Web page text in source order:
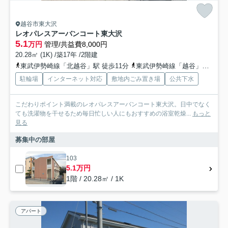
越谷市東大沢
レオパレスアーバンコート東大沢
5.1万円 管理/共益費8,000円
20.28㎡ (1K) /築17年 /2階建
東武伊勢崎線「北越谷」駅 徒歩11分
東武伊勢崎線「越谷」駅 徒歩31分
駐輪場 インターネット対応 敷地内ごみ置き場 公共下水
こだわりポイント満載のレオパレスアーバンコート東大沢。日中でなく
ても洗濯物を干せるため毎日忙しい人にもおすすめの浴室乾燥... もっと
見る
募集中の部屋
103
5.1万円
1階 / 20.28㎡ / 1K
アパート